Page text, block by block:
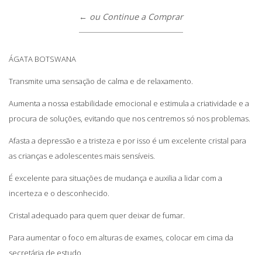
← ou Continue a Comprar
ÁGATA BOTSWANA
Transmite uma sensação de calma e de relaxamento.
Aumenta a nossa estabilidade emocional e estimula a criatividade e a
procura de soluções, evitando que nos centremos só nos problemas.
Afasta a depressão e a tristeza e por isso é um excelente cristal para
as crianças e adolescentes mais sensíveis.
É excelente para situações de mudança e auxilia a lidar com a
incerteza e o desconhecido.
Cristal adequado para quem quer deixar de fumar.
Para aumentar o foco em alturas de exames, colocar em cima da
secretária de estudo.